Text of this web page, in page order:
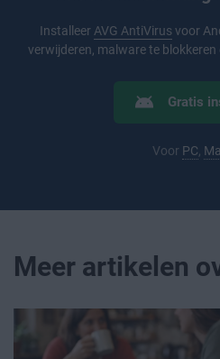
InstalleerAVG AntiVirusvoor
verwijderen, malware te
Gratis
Voor PC,
Meer artikelen